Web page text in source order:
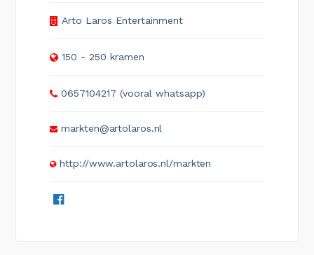
Arto Laros Entertainment
150 - 250 kramen
0657104217 (vooral whatsapp)
markten@artolaros.nl
http://www.artolaros.nl/markten